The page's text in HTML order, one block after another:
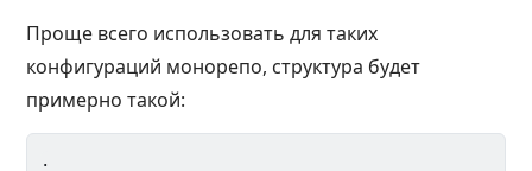
Проще всего использовать для таких
конфигураций монорепо, структура будет
примерно такой:
.